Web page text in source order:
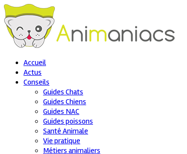
Accueil
Actus
Conseils
Guides Chats
Guides Chiens
Guides NAC
Guides poissons
Santé Animale
Vie pratique
Métiers animaliers